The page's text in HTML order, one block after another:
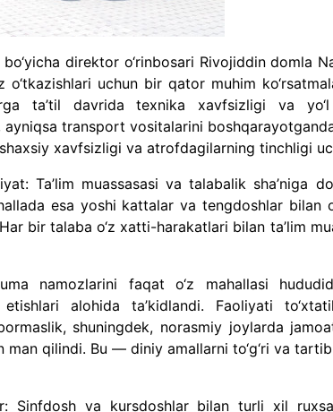
direktor o‘rinbosari Rivojiddin domla
o‘tkazishlari uchun bir qator muhim
ta’til davrida texnika xavfsizligi va
transport vositalarini
xavfsizligi va atrofdagilarning tinchligi
Ta’lim muassasasi va talabalik sha’niga
esa yoshi kattalar va tengdoshlar bilan
bir talaba o‘z xatti-harakatlari bilan ta’lim
namozlarini faqat o‘z mahallasi
alohida ta’kidlandi. Faoliyati
shuningdek, norasmiy joylarda
man qilindi. Bu — diniy amallarni to‘g‘ri va
Sinfdosh va kursdoshlar bilan turli xil